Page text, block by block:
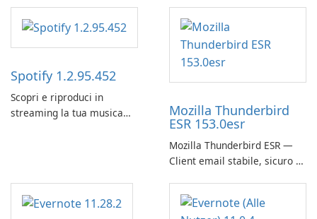
Spotify 1.2.95.452
Scopri e riproduci in
streaming la tua musica
Mozilla Thunderbird
ESR 153.0esr
Mozilla Thunderbird ESR —
Client email stabile, sicuro e